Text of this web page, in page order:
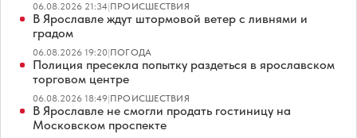
06.08.2026 21:34|ПРОИСШЕСТВИЯ
В Ярославле ждут штормовой ветер с ливнями и
градом
06.08.2026 19:20|ПОГОДА
Полиция пресекла попытку раздеться в ярославском
торговом центре
06.08.2026 18:49|ПРОИСШЕСТВИЯ
В Ярославле не смогли продать гостиницу на
Московском проспекте